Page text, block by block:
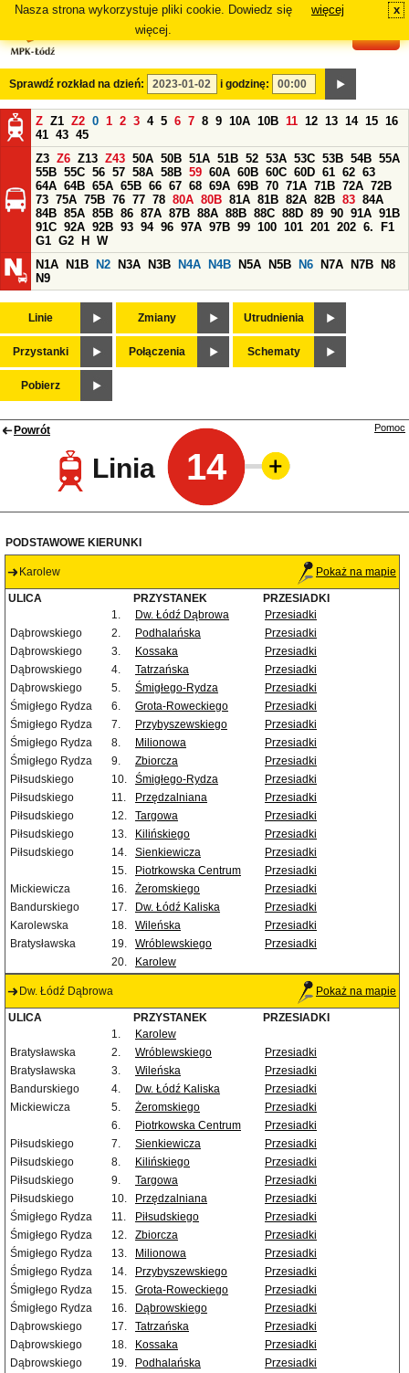
Nasza strona wykorzystuje pliki cookie. Dowiedz się
więcej.
więcej x
Sprawdź rozkład na dzień: i godzinę:
Z Z1 Z2 0 1 2 3 4 5 6 7 8 9 10A 10B 11 12 13 14 15 16
41 43 45
Z3 Z6 Z13 Z43 50A 50B 51A 51B 52 53A 53C 53B 54B 55A
55B 55C 56 57 58A 58B 59 60A 60B 60C 60D 61 62 63
64A 64B 65A 65B 66 67 68 69A 69B 70 71A 71B 72A 72B
73 75A 75B 76 77 78 80A 80B 81A 81B 82A 82B 83 84A
84B 85A 85B 86 87A 87B 88A 88B 88C 88D 89 90 91A 91B
91C 92A 92B 93 94 96 97A 97B 99 100 101 201 202 6.
F1
G1 G2 H
W
N1A
N1B N2 N3A N3B N4A N4B N5A N5B N6 N7A N7B
N8
N9
Linie Zmiany Utrudnienia
Przystanki Połączenia Schematy
Pobierz
Powrót
Linia 14
Pomoc
PODSTAWOWE KIERUNKI
Karolew Pokaż na mapie
ULICA PRZYSTANEK
PRZESIADKI
1.
Dw. Łódź Dąbrowa
Przesiadki
Dąbrowskiego
2. Podhalańska
Przesiadki
Dąbrowskiego
3. Kossaka
Przesiadki
Dąbrowskiego
4. Tatrzańska
Przesiadki
Dąbrowskiego
5. Śmigłego-Rydza
Przesiadki
Śmigłego Rydza
6. Grota-Roweckiego
Przesiadki
Śmigłego Rydza
7. Przybyszewskiego
Przesiadki
Śmigłego Rydza
8. Milionowa
Przesiadki
Śmigłego Rydza
9. Zbiorcza
Przesiadki
Piłsudskiego
10. Śmigłego-Rydza
Przesiadki
Piłsudskiego
11. Przędzalniana
Przesiadki
Piłsudskiego
12. Targowa
Przesiadki
Piłsudskiego
13. Kilińskiego
Przesiadki
Piłsudskiego
14. Sienkiewicza
Przesiadki
15.
Piotrkowska Centrum
Przesiadki
Mickiewicza
16. Żeromskiego
Przesiadki
Bandurskiego
17. Dw. Łódź Kaliska
Przesiadki
Karolewska
18. Wileńska
Przesiadki
Bratysławska
19. Wróblewskiego
Przesiadki
20.
Karolew
Dw. Łódź Dąbrowa Pokaż na mapie
ULICA PRZYSTANEK
PRZESIADKI
1.
Karolew
Bratysławska
2. Wróblewskiego
Przesiadki
Bratysławska
3. Wileńska
Przesiadki
Bandurskiego
4. Dw. Łódź Kaliska
Przesiadki
Mickiewicza
5. Żeromskiego
Przesiadki
6.
Piotrkowska Centrum
Przesiadki
Piłsudskiego
7. Sienkiewicza
Przesiadki
Piłsudskiego
8. Kilińskiego
Przesiadki
Piłsudskiego
9. Targowa
Przesiadki
Piłsudskiego
10. Przędzalniana
Przesiadki
Śmigłego Rydza
11. Piłsudskiego
Przesiadki
Śmigłego Rydza
12. Zbiorcza
Przesiadki
Śmigłego Rydza
13. Milionowa
Przesiadki
Śmigłego Rydza
14. Przybyszewskiego
Przesiadki
Śmigłego Rydza
15. Grota-Roweckiego
Przesiadki
Śmigłego Rydza
16. Dąbrowskiego
Przesiadki
Dąbrowskiego
17. Tatrzańska
Przesiadki
Dąbrowskiego
18. Kossaka
Przesiadki
Dąbrowskiego
19. Podhalańska
Przesiadki